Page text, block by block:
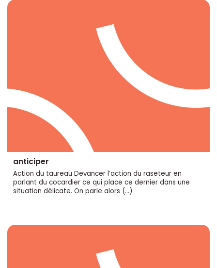
anticiper
Action du taureau Devancer l’action du raseteur en
parlant du cocardier ce qui place ce dernier dans une
situation délicate. On parle alors (…)